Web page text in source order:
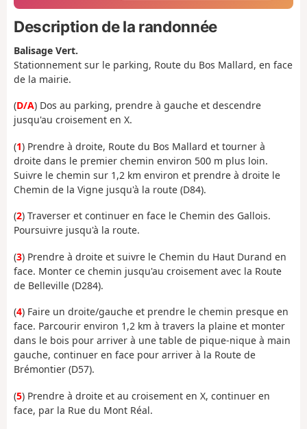
Description de la randonnée
Balisage Vert.
Stationnement sur le parking, Route du Bos Mallard, en face
de la mairie.
(D/A) Dos au parking, prendre à gauche et descendre
jusqu'au croisement en X.
(1) Prendre à droite, Route du Bos Mallard et tourner à
droite dans le premier chemin environ 500 m plus loin.
Suivre le chemin sur 1,2 km environ et prendre à droite le
Chemin de la Vigne jusqu'à la route (D84).
(2) Traverser et continuer en face le Chemin des Gallois.
Poursuivre jusqu'à la route.
(3) Prendre à droite et suivre le Chemin du Haut Durand en
face. Monter ce chemin jusqu'au croisement avec la Route
de Belleville (D284).
(4) Faire un droite/gauche et prendre le chemin presque en
face. Parcourir environ 1,2 km à travers la plaine et monter
dans le bois pour arriver à une table de pique-nique à main
gauche, continuer en face pour arriver à la Route de
Brémontier (D57).
(5) Prendre à droite et au croisement en X, continuer en
face, par la Rue du Mont Réal.